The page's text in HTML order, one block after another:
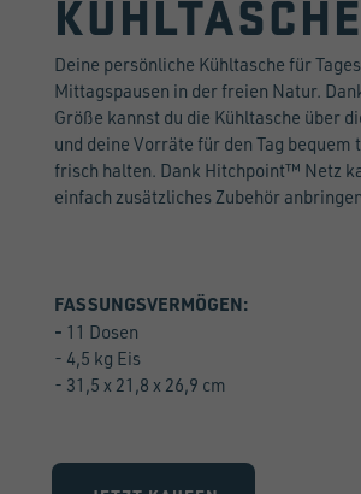
KÜHLTASCHE
Deine persönliche Kühltasche für
Mittagspausen in der freien Natur.
Größe kannst du die Kühltasche über
und deine Vorräte für den Tag
frisch halten. Dank Hitchpoint™ Netz
einfach zusätzliches Zubehör
FASSUNGSVERMÖGEN:
- 11 Dosen
- 4,5 kg Eis
- 31,5 x 21,8 x 26,9 cm